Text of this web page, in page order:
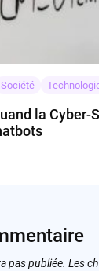
Société
la Cyber-
pas publiée. Les